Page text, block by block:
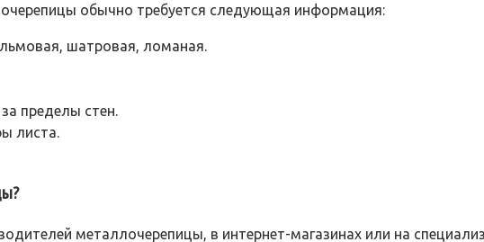
обычно требуется следующая информация:
шатровая, ломаная.
пределы стен.
листа.
металлочерепицы, в интернет-магазинах или на